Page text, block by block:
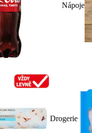
Nápoje
Drogerie